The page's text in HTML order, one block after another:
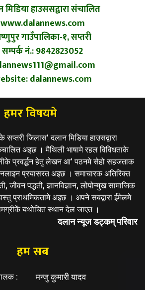
मिडिया हाउससद्वारा संचालित
www.dalannews.com
गाउँपालिका-१, सप्तरी
सम्पर्क नं.: 9842823052
dalannews.com
हमर विषयमे
जिलास’ दलान मिडिया हाउसद्वारा
अइछ । मैथिली भाषामे रहल विविधताके
प्रवर्द्धन हेतु लेखन आ’ पठनमे सेहो सहजताक
प्रयासरत अइछ । समाचारक अतिरिक्त
जीवन पद्धती, ज्ञानविज्ञान, लोपोन्मुख सामाजिक
प्राथमिकतामे अइछ । अपने सबद्वारा ईमेलमे
यथोचित स्थान देल जाएत ।
दलान न्यूज डट्कम् परिवार
हम सब
: मन्जु कुमारी यादव